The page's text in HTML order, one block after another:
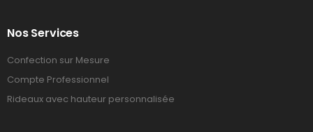
Nos Services
Confection sur Mesure
Compte Professionnel
Rideaux avec hauteur personnalisée